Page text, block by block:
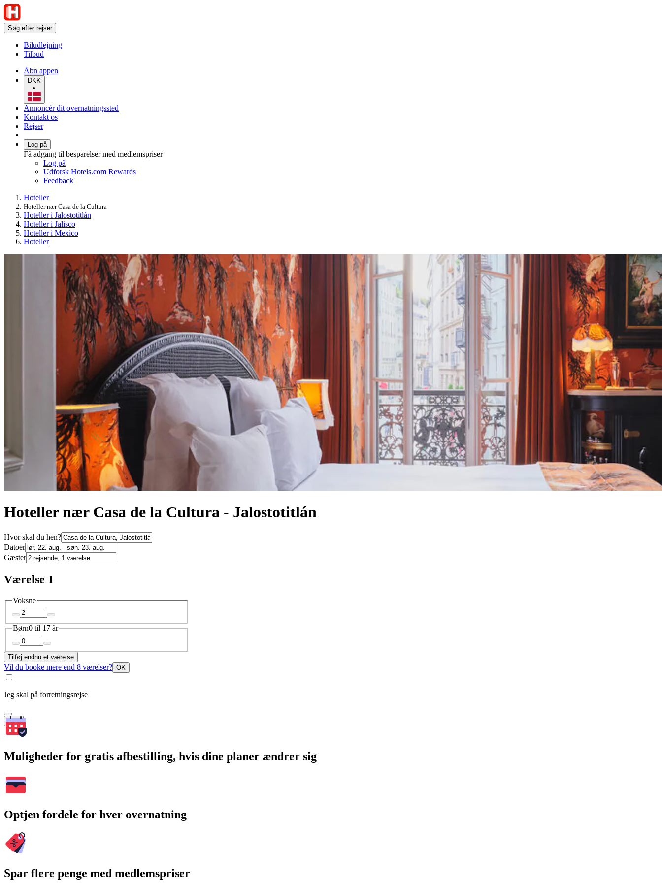
Søg efter rejser
Biludlejning
Tilbud
Åbn appen
DKK
•
Annoncér dit overnatningssted
Kontakt os
Rejser
Log på
Få adgang til besparelser med medlemspriser
Log på
Udforsk Hotels.com Rewards
Feedback
Hoteller
Hoteller nær Casa de la Cultura
Hoteller i Jalostotitlán
Hoteller i Jalisco
Hoteller i Mexico
Hoteller
Hoteller nær Casa de la Cultura - Jalostotitlán
Hvor skal du hen?
Datoer
Gæster
Værelse 1
Voksne
Børn0 til 17 år
Tilføj endnu et værelse
Vil du booke mere end 8 værelser? OK
Jeg skal på forretningsrejse
Søg
Muligheder for gratis afbestilling, hvis dine planer ændrer sig
Optjen fordele for hver overnatning
Spar flere penge med medlemspriser